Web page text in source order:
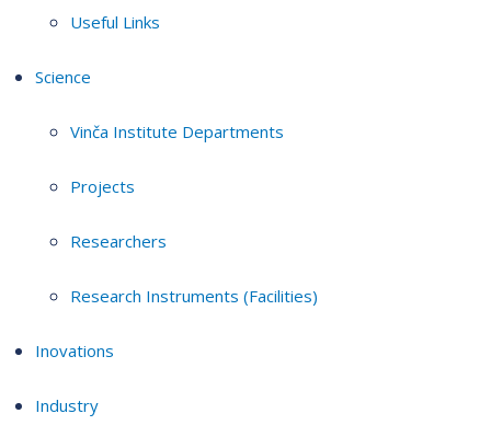
Useful Links
Science
Vinča Institute Departments
Projects
Researchers
Research Instruments (Facilities)
Inovations
Industry